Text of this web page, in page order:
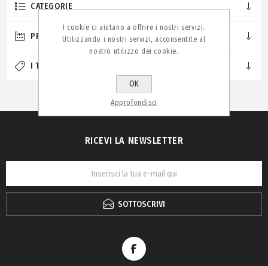
CATEGORIE
PRODUTTORI
I TAG PIÙ POPOLARI
RICEVI LA NEWSLETTER
SOTTOSCRIVI
I cookie ci aiutano a offrire i nostri servizi.
Utilizzando i nostri servizi, acconsentite al
nostro utilizzo dei cookie.
OK
Approfondisci